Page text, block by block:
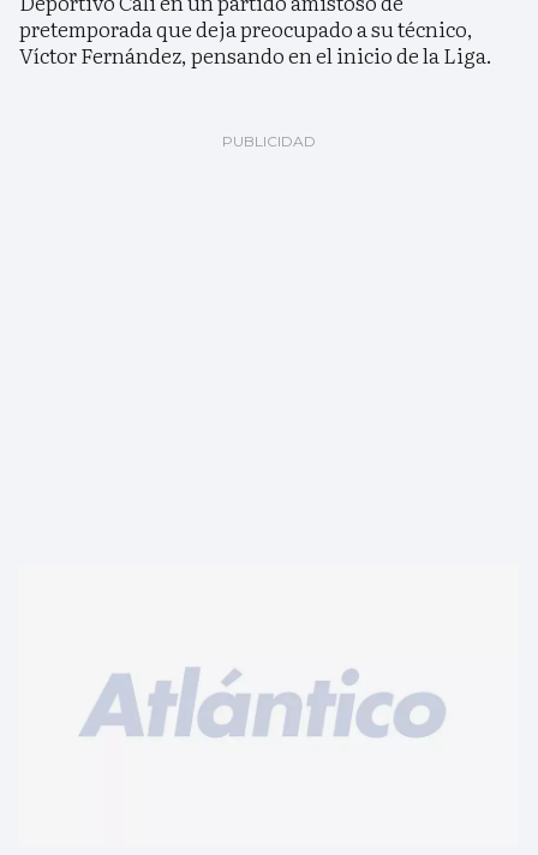
pretemporada que deja preocupado a su técnico,
Víctor Fernández, pensando en el inicio de la Liga.